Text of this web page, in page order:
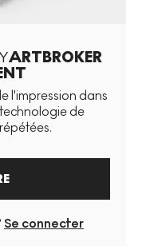
ARTBROKER
l'impression dans
de
Se connecter